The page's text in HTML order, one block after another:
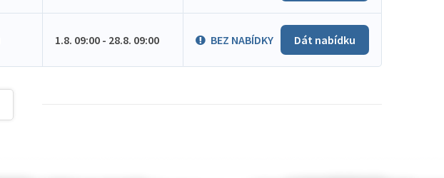
1.8. 09:00 - 28.8. 09:00 BEZ NABÍDKY Dát nabídku